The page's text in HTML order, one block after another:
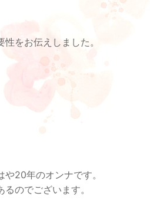
をお伝えしました。
20年のオンナです。
のでございます。